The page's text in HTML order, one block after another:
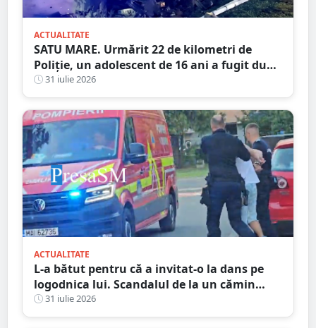
ACTUALITATE
SATU MARE. Urmărit 22 de kilometri de
Poliție, un adolescent de 16 ani a fugit după
ce a spulberat un stâlp
31 iulie 2026
ACTUALITATE
L-a bătut pentru că a invitat-o la dans pe
logodnica lui. Scandalul de la un cămin
cultural s-a încheiat cu condamnări și
despăgubiri
31 iulie 2026